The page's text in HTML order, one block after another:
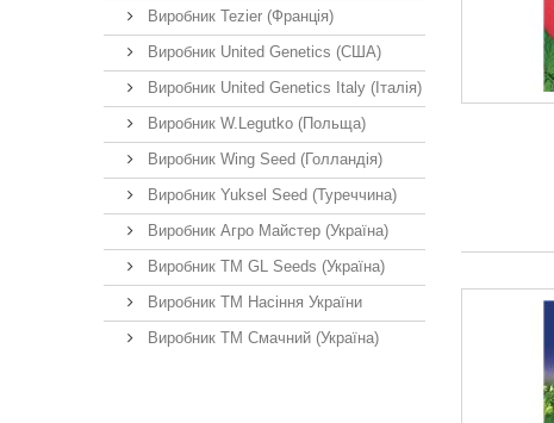
Виробник Tezier (Франція)
Виробник United Genetics (США)
Виробник United Genetics Italy (Італія)
Виробник W.Legutko (Польща)
Виробник Wing Seed (Голландія)
Виробник Yuksel Seed (Туреччина)
Виробник Агро Майстер (Україна)
Виробник ТМ GL Seeds (Україна)
Виробник ТМ Насіння України
Виробник ТМ Смачний (Україна)